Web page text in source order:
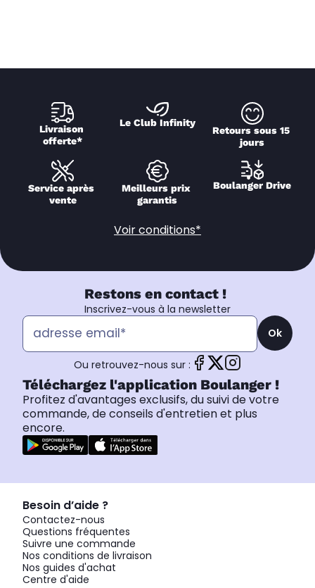
Livraison
offerte*
Le Club Infinity
Retours sous 15
jours
Service après
vente
Meilleurs prix
garantis
Boulanger Drive
Voir conditions*
Restons en contact !
Inscrivez-vous à la newsletter
Ok
Ou retrouvez-nous sur :
Téléchargez l'application Boulanger !
Profitez d'avantages exclusifs, du suivi de votre
commande, de conseils d'entretien et plus
encore.
Besoin d’aide ?
Contactez-nous
Questions fréquentes
Suivre une commande
Nos conditions de livraison
Nos guides d'achat
Centre d'aide